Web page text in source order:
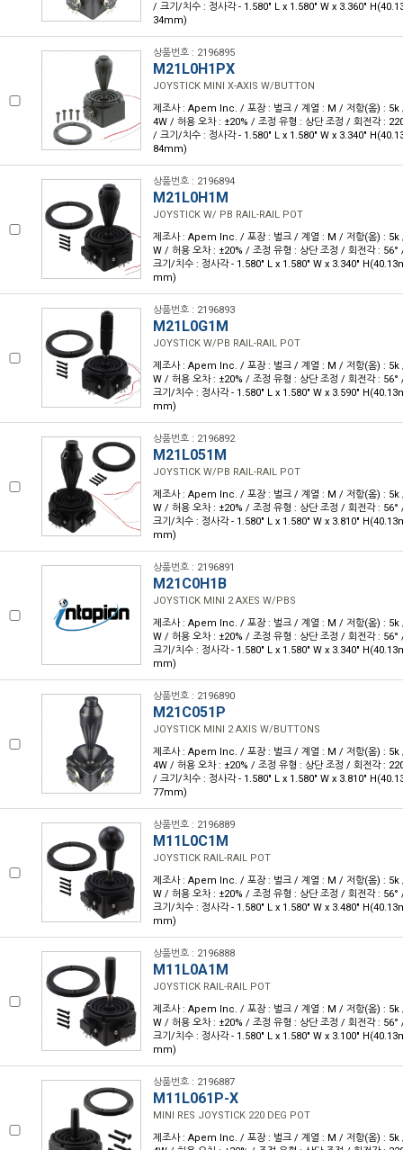
/ 크기/치수 : 정사각 - 1.580" L x 1.580" W x 3.360"
34mm)
상품번호 : 2196895
M21L0H1PX
JOYSTICK MINI X-AXIS W/BUTTON
제조사 : Apem Inc. / 포장 : 벌크 / 계열 : M / 저항(옴) : 5k
4W / 허용 오차 : ±20% / 조정 유형 : 상단 조정 / 회전각 :
/ 크기/치수 : 정사각 - 1.580" L x 1.580" W x 3.340"
84mm)
상품번호 : 2196894
M21L0H1M
JOYSTICK W/ PB RAIL-RAIL POT
제조사 : Apem Inc. / 포장 : 벌크 / 계열 : M / 저항(옴) : 5k
W / 허용 오차 : ±20% / 조정 유형 : 상단 조정 / 회전각 :
크기/치수 : 정사각 - 1.580" L x 1.580" W x 3.340"
mm)
상품번호 : 2196893
M21L0G1M
JOYSTICK W/PB RAIL-RAIL POT
제조사 : Apem Inc. / 포장 : 벌크 / 계열 : M / 저항(옴) : 5k
W / 허용 오차 : ±20% / 조정 유형 : 상단 조정 / 회전각 :
크기/치수 : 정사각 - 1.580" L x 1.580" W x 3.590"
mm)
상품번호 : 2196892
M21L051M
JOYSTICK W/PB RAIL-RAIL POT
제조사 : Apem Inc. / 포장 : 벌크 / 계열 : M / 저항(옴) : 5k
W / 허용 오차 : ±20% / 조정 유형 : 상단 조정 / 회전각 :
크기/치수 : 정사각 - 1.580" L x 1.580" W x 3.810"
mm)
상품번호 : 2196891
M21C0H1B
JOYSTICK MINI 2 AXES W/PBS
제조사 : Apem Inc. / 포장 : 벌크 / 계열 : M / 저항(옴) : 5k
W / 허용 오차 : ±20% / 조정 유형 : 상단 조정 / 회전각 :
크기/치수 : 정사각 - 1.580" L x 1.580" W x 3.340"
mm)
상품번호 : 2196890
M21C051P
JOYSTICK MINI 2 AXIS W/BUTTONS
제조사 : Apem Inc. / 포장 : 벌크 / 계열 : M / 저항(옴) : 5k
4W / 허용 오차 : ±20% / 조정 유형 : 상단 조정 / 회전각 :
/ 크기/치수 : 정사각 - 1.580" L x 1.580" W x 3.810"
77mm)
상품번호 : 2196889
M11L0C1M
JOYSTICK RAIL-RAIL POT
제조사 : Apem Inc. / 포장 : 벌크 / 계열 : M / 저항(옴) : 5k
W / 허용 오차 : ±20% / 조정 유형 : 상단 조정 / 회전각 :
크기/치수 : 정사각 - 1.580" L x 1.580" W x 3.480"
mm)
상품번호 : 2196888
M11L0A1M
JOYSTICK RAIL-RAIL POT
제조사 : Apem Inc. / 포장 : 벌크 / 계열 : M / 저항(옴) : 5k
W / 허용 오차 : ±20% / 조정 유형 : 상단 조정 / 회전각 :
크기/치수 : 정사각 - 1.580" L x 1.580" W x 3.100"
mm)
상품번호 : 2196887
M11L061P-X
MINI RES JOYSTICK 220 DEG POT
제조사 : Apem Inc. / 포장 : 벌크 / 계열 : M / 저항(옴) : 5k